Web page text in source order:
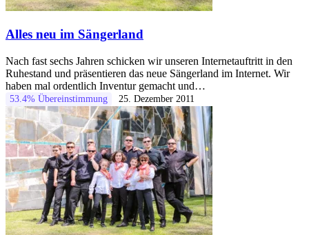
Alles neu im Sängerland
Nach fast sechs Jahren schicken wir unseren Internetauftritt in den
Ruhestand und präsentieren das neue Sängerland im Internet. Wir
haben mal ordentlich Inventur gemacht und…
53.4% Übereinstimmung 25. Dezember 2011